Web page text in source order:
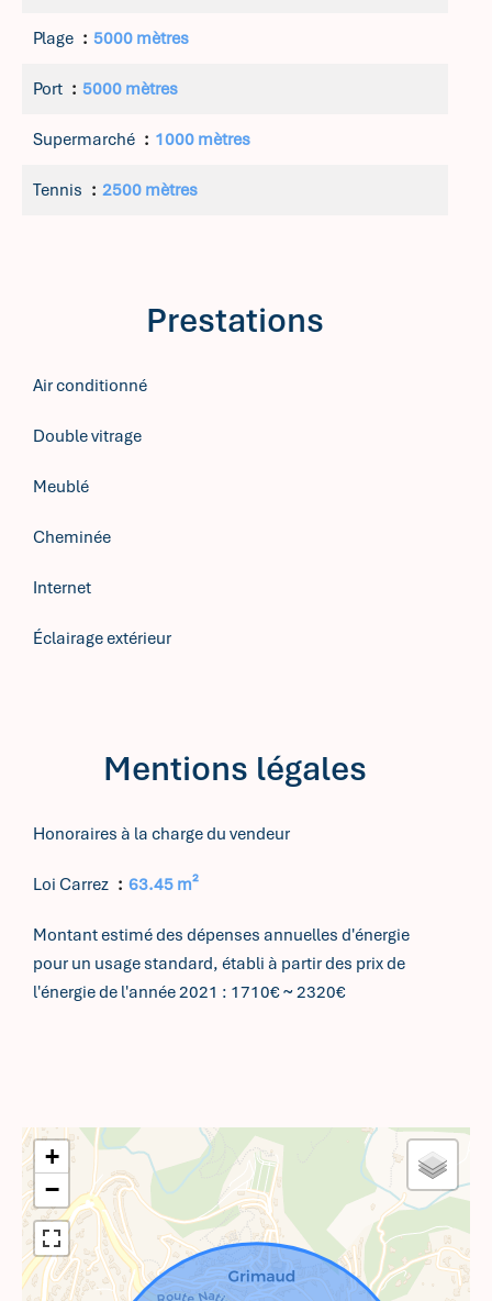
Plage 5000 mètres
Port 5000 mètres
Supermarché 1000 mètres
Tennis 2500 mètres
Prestations
Air conditionné
Double vitrage
Meublé
Cheminée
Internet
Éclairage extérieur
Mentions légales
Honoraires à la charge du vendeur
Loi Carrez 63.45 m²
Montant estimé des dépenses annuelles d'énergie
pour un usage standard, établi à partir des prix de
l'énergie de l'année 2021 : 1710€ ~ 2320€
+
−